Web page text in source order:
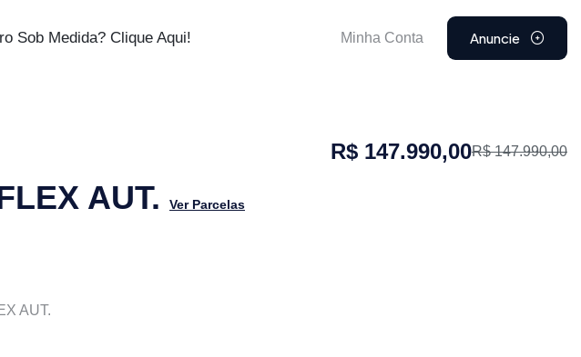
Sob Medida? Clique Aqui! Minha Conta Anuncie
AUT. Ver Parcelas
R$ 147.990,00R$ 147.990,00